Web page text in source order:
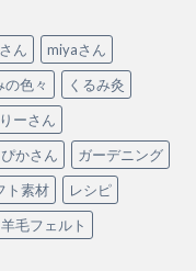
ん
miyaさん
の色々
くるみ灸
ーさん
ぴかさん
ガーデニング
ト素材
レシピ
羊毛フェルト